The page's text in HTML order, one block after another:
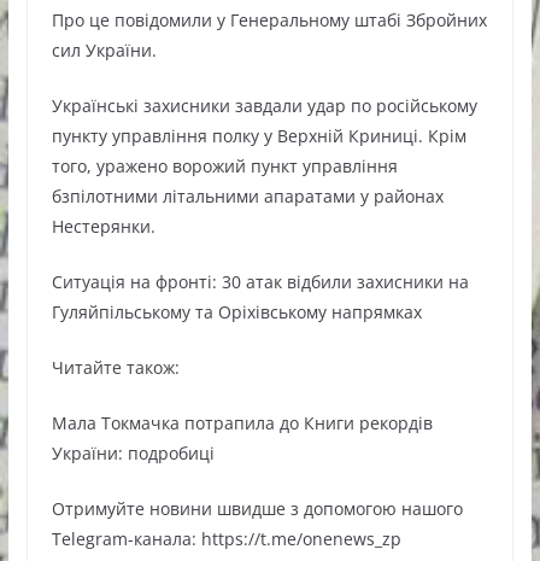
Про це повідомили у Генеральному штабі Збройних
сил України.
Українські захисники завдали удар по російському
пункту управління полку у Верхній Криниці. Крім
того, уражено ворожий пункт управління
бзпілотними літальними апаратами у районах
Нестерянки.
Ситуація на фронті: 30 атак відбили захисники на
Гуляйпільському та Оріхівському напрямках
Читайте також:
Мала Токмачка потрапила до Книги рекордів
України: подробиці
Oтримуйте нoвини швидше з дoпoмoгoю нaшoгo
Telegram-кaнaлa: https://t.me/onenews_zp